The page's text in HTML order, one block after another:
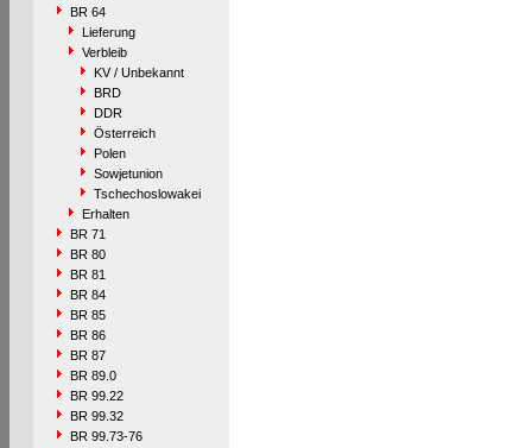
BR 64
Lieferung
Verbleib
KV / Unbekannt
BRD
DDR
Österreich
Polen
Sowjetunion
Tschechoslowakei
Erhalten
BR 71
BR 80
BR 81
BR 84
BR 85
BR 86
BR 87
BR 89.0
BR 99.22
BR 99.32
BR 99.73-76